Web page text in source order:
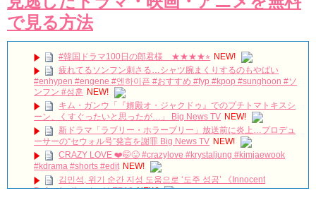
で見る方法
#韓国ドラマ100日の郎君様 ★★★★⭐︎ NEW!
疲れてるソンフン刺さる…シャツ腕まくりするのもやばい
#enhypen #engene #엔하이픈 #おすすめ #fyp #kpop #sunghoon #ソ
ンフン #성훈 NEW!
キム・ガンウ「『婿殿オ・ジャクドゥ』でのプチトマトキスシ
ーン、くすぐったいと思ったが…」 Big News TV NEW!
新ドラマ「ラブリー・ホラーブリー」放送前に炎上…プロデュ
ーサーの“セウォル号”発言を謝罪 Big News TV NEW!
CRAZY LOVE ❤️🤭😜 #crazylove #krystaljung #kimjaewook
#kdrama #shorts #edit NEW!
김민석, 위기 순간 지성 도움으로 ‘도주 성공’ 《Innocent
Defendant》 피고인 EP13 NEW!